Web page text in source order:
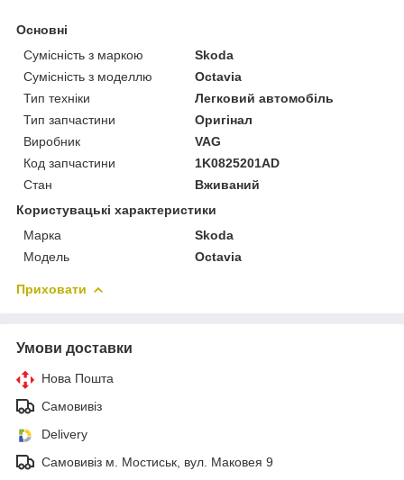
Основні
Сумісність з маркою
Skoda
Сумісність з моделлю
Octavia
Тип техніки
Легковий автомобіль
Тип запчастини
Оригінал
Виробник
VAG
Код запчастини
1K0825201AD
Стан
Вживаний
Користувацькі характеристики
Марка
Skoda
Модель
Octavia
Приховати
Умови доставки
Нова Пошта
Самовивіз
Delivery
Самовивіз м. Мостиськ, вул. Маковея 9